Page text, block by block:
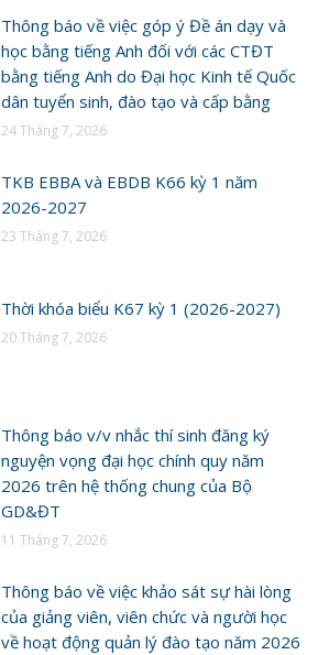
Thông báo về việc góp ý Đề án dạy và
học bằng tiếng Anh đối với các CTĐT
bằng tiếng Anh do Đại học Kinh tế Quốc
dân tuyển sinh, đào tạo và cấp bằng
24 Tháng 7, 2026
TKB EBBA và EBDB K66 kỳ 1 năm
2026-2027
23 Tháng 7, 2026
Thời khóa biểu K67 kỳ 1 (2026-2027)
20 Tháng 7, 2026
Thông báo v/v nhắc thí sinh đăng ký
nguyện vọng đại học chính quy năm
2026 trên hệ thống chung của Bộ
GD&ĐT
11 Tháng 7, 2026
Thông báo về việc khảo sát sự hài lòng
của giảng viên, viên chức và người học
về hoạt động quản lý đào tạo năm 2026